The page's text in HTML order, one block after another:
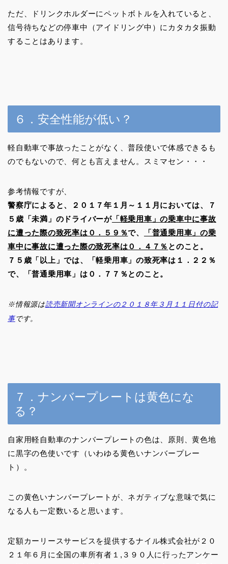
ただ、ドリンクホルダーにペットボトルを入れていると、
信号待ちなどの停車中（アイドリング中）にカタカタ振動
することはあります。
６．安全性能が低い？
軽自動車で事故ったことがなく、普段使いで体感できるも
のでもないので、何とも言えません。スミマセン・・・
参考情報ですが、
警察庁によると、２０１７年１月～１１月においては、７
５歳「未満」のドライバーが「軽乗用車」の乗車中に事故
に遭った際の致死率は０．５９％で、
「普通乗用車」の乗
車中に事故に遭った際の致死率は０．４７％ とのこと。
７５歳「以上」では、「軽乗用車」の致死率は１．２２％
で、「普通乗用車」は０．７７％とのこと。
※情報源は読売新聞オンラインの２０１８年３月１１日付の記
事です。
７．ナンバープレートは黄色にな
る？
自家用軽自動車のナンバープレートの色は、原則、黄色地
に黒字の色使いです（いわゆる黄色いナンバープレー
ト）。
この黄色いナンバープレートが、ネガティブな意味で気に
なる人も一定数いると思います。
定額カーリースサービスを提供するナイル株式会社が２０
２１年６月に全国の車所有者１,３９０人に行ったアンケー